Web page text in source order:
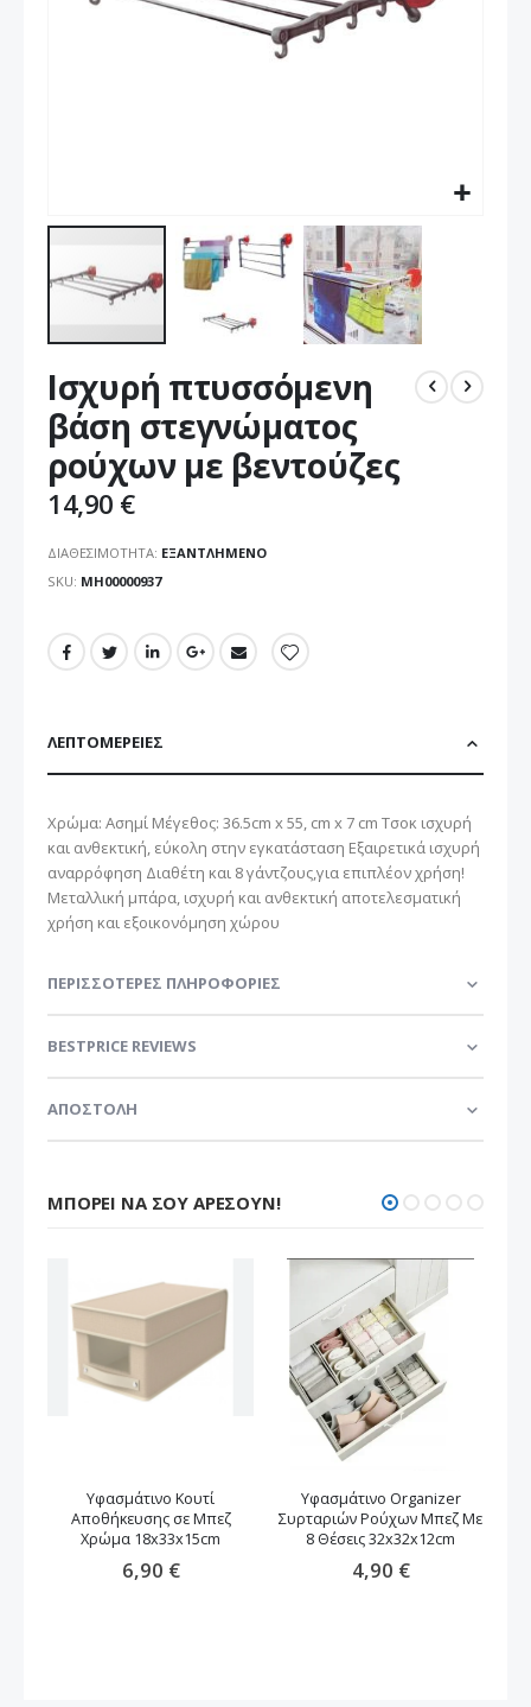
στην
αρχή
της
συλλογής
εικόνων
Ισχυρή πτυσσόμενη
βάση στεγνώματος
ρούχων με βεντούζες
14,90 €
ΔΙΑΘΕΣΙΜΌΤΗΤΑ: ΕΞΑΝΤΛΗΜΈΝΟ
SKU ΜΗ00000937
ΛΕΠΤΟΜΈΡΕΙΕΣ
Χρώμα: Ασημί Μέγεθος: 36.5cm x 55, cm x 7 cm Τσοκ ισχυρή
και ανθεκτική, εύκολη στην εγκατάσταση Εξαιρετικά ισχυρή
αναρρόφηση Διαθέτη και 8 γάντζους,για επιπλέον χρήση!
Μεταλλική μπάρα, ισχυρή και ανθεκτική αποτελεσματική
χρήση και εξοικονόμηση χώρου
ΠΕΡΙΣΣΌΤΕΡΕΣ ΠΛΗΡΟΦΟΡΊΕΣ
BESTPRICE REVIEWS
ΑΠΟΣΤΟΛΗ
ΜΠΟΡΕΊ ΝΑ ΣΟΥ ΑΡΈΣΟΥΝ!
Υφασμάτινο Κουτί
Αποθήκευσης σε Μπεζ
Χρώμα 18x33x15cm
6,90 €
Υφασμάτινο Organizer
Συρταριών Ρούχων Μπεζ Mε
8 Θέσεις 32x32x12cm
4,90 €